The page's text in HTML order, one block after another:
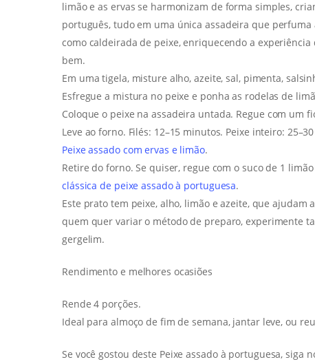
limão e as ervas se harmonizam de forma simples,
português, tudo em uma única assadeira que
como caldeirada de peixe, enriquecendo a
bem.
Em uma tigela, misture alho, azeite, sal, pimenta,
Esfregue a mistura no peixe e ponha as rodelas de
Coloque o peixe na assadeira untada. Regue com um
Leve ao forno. Filés: 12–15 minutos. Peixe inteiro:
Peixe assado com ervas e limão.
Retire do forno. Se quiser, regue com o suco de 1
clássica de peixe assado à portuguesa.
Este prato tem peixe, alho, limão e azeite, que
quem quer variar o método de preparo, experimente
gergelim.
Rendimento e melhores ocasiões
Rende 4 porções.
Ideal para almoço de fim de semana, jantar leve, ou
Se você gostou deste Peixe assado à portuguesa, siga